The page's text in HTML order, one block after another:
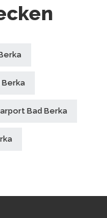
Bad Berka